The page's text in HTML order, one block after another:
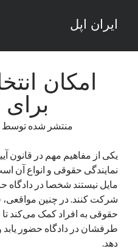
ایران اپل
نوار
کناری
نوشته‌های تازه
راه‌های اتصال موبایل و کامپیوتر به
انتقاد کاربران از اتمام زودهنگام
جنگی
کشور به حدود یک درصد رسید
قطعی اینترنت در ایران از مرز 48 ساعت گذشت!
گوشی HMD Luma با دوربین 50 مگاپیکسل و نمایشگر 120 هرتز رونمایی شد
امکان
برای
منتشر شده توسط
یکی از مفاهیم مهم در قانون
نمایندگی حقوقی و انواع آن
مایل نیستند شخصا در دادگاه
شرکت کنند. در چنین مواقعی،
حقوقی به افراد کمک می‌کند
طرفشان در دادگاه حضور یابد
دهد.